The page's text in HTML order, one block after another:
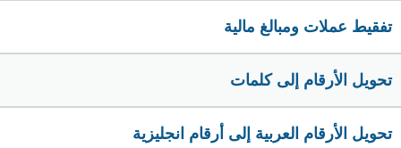
تفقيط عملات ومبالغ مالية
تحويل الأرقام إلى كلمات
تحويل الأرقام العربية إلى أرقام انجليزية